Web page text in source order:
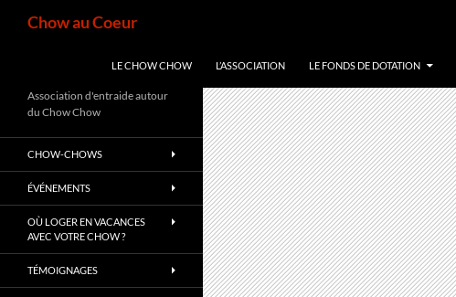
Chow au Coeur
LE CHOW CHOW L’ASSOCIATION LE FONDS DE DOTATION
Association d'entraide autour
du Chow Chow
CHOW-CHOWS
ÉVÉNEMENTS
OÙ LOGER EN VACANCES
AVEC VOTRE CHOW ?
TÉMOIGNAGES